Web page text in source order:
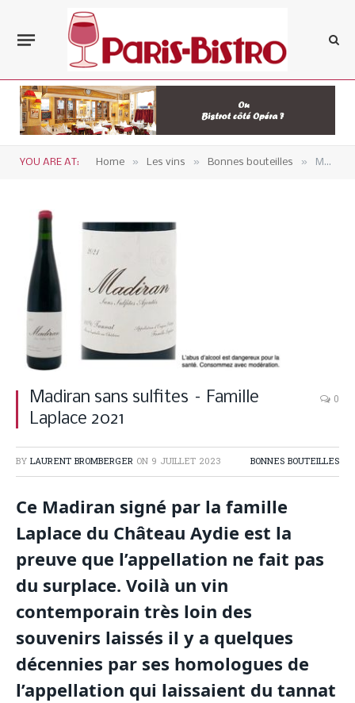
YOU ARE AT: Home » Les vins » Bonnes bouteilles » Madiran sans sulfites – Famille Laplace 2021
Madiran sans sulfites – Famille
Laplace 2021
0
BY LAURENT BROMBERGER ON 9 JUILLET 2023 BONNES BOUTEILLES
Ce Madiran signé par la famille
Laplace du Château Aydie est la
preuve que l’appellation ne fait pas
du surplace. Voilà un vin
contemporain très loin des
souvenirs laissés il y a quelques
décennies par ses homologues de
l’appellation qui laissaient du tannat